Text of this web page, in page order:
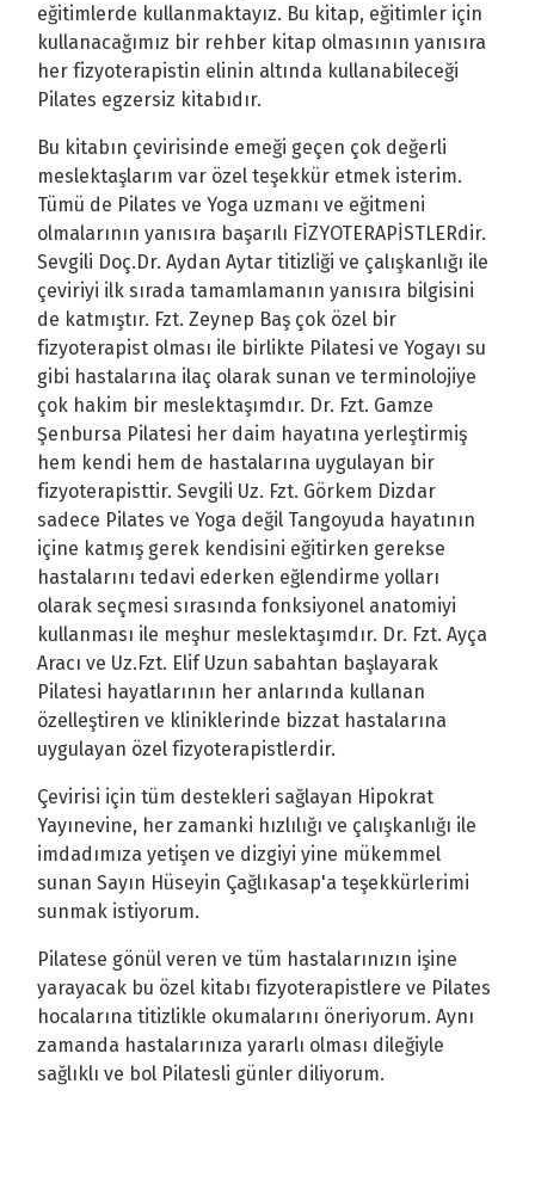
eğitimlerde kullanmaktayız. Bu kitap, eğitimler için
kullanacağımız bir rehber kitap olmasının yanısıra
her fizyoterapistin elinin altında kullanabileceği
Pilates egzersiz kitabıdır.
Bu kitabın çevirisinde emeği geçen çok değerli
meslektaşlarım var özel teşekkür etmek isterim.
Tümü de Pilates ve Yoga uzmanı ve eğitmeni
olmalarının yanısıra başarılı FİZYOTERAPİSTLERdir.
Sevgili Doç.Dr. Aydan Aytar titizliği ve çalışkanlığı ile
çeviriyi ilk sırada tamamlamanın yanısıra bilgisini
de katmıştır. Fzt. Zeynep Baş çok özel bir
fizyoterapist olması ile birlikte Pilatesi ve Yogayı su
gibi hastalarına ilaç olarak sunan ve terminolojiye
çok hakim bir meslektaşımdır. Dr. Fzt. Gamze
Şenbursa Pilatesi her daim hayatına yerleştirmiş
hem kendi hem de hastalarına uygulayan bir
fizyoterapisttir. Sevgili Uz. Fzt. Görkem Dizdar
sadece Pilates ve Yoga değil Tangoyuda hayatının
içine katmış gerek kendisini eğitirken gerekse
hastalarını tedavi ederken eğlendirme yolları
olarak seçmesi sırasında fonksiyonel anatomiyi
kullanması ile meşhur meslektaşımdır. Dr. Fzt. Ayça
Aracı ve Uz.Fzt. Elif Uzun sabahtan başlayarak
Pilatesi hayatlarının her anlarında kullanan
özelleştiren ve kliniklerinde bizzat hastalarına
uygulayan özel fizyoterapistlerdir.
Çevirisi için tüm destekleri sağlayan Hipokrat
Yayınevine, her zamanki hızlılığı ve çalışkanlığı ile
imdadımıza yetişen ve dizgiyi yine mükemmel
sunan Sayın Hüseyin Çağlıkasap'a teşekkürlerimi
sunmak istiyorum.
Pilatese gönül veren ve tüm hastalarınızın işine
yarayacak bu özel kitabı fizyoterapistlere ve Pilates
hocalarına titizlikle okumalarını öneriyorum. Aynı
zamanda hastalarınıza yararlı olması dileğiyle
sağlıklı ve bol Pilatesli günler diliyorum.